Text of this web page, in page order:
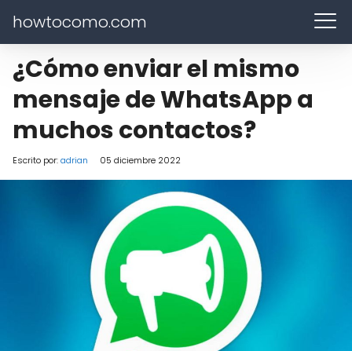
howtocomo.com
¿Cómo enviar el mismo
mensaje de WhatsApp a
muchos contactos?
Escrito por:adrian 05 diciembre 2022